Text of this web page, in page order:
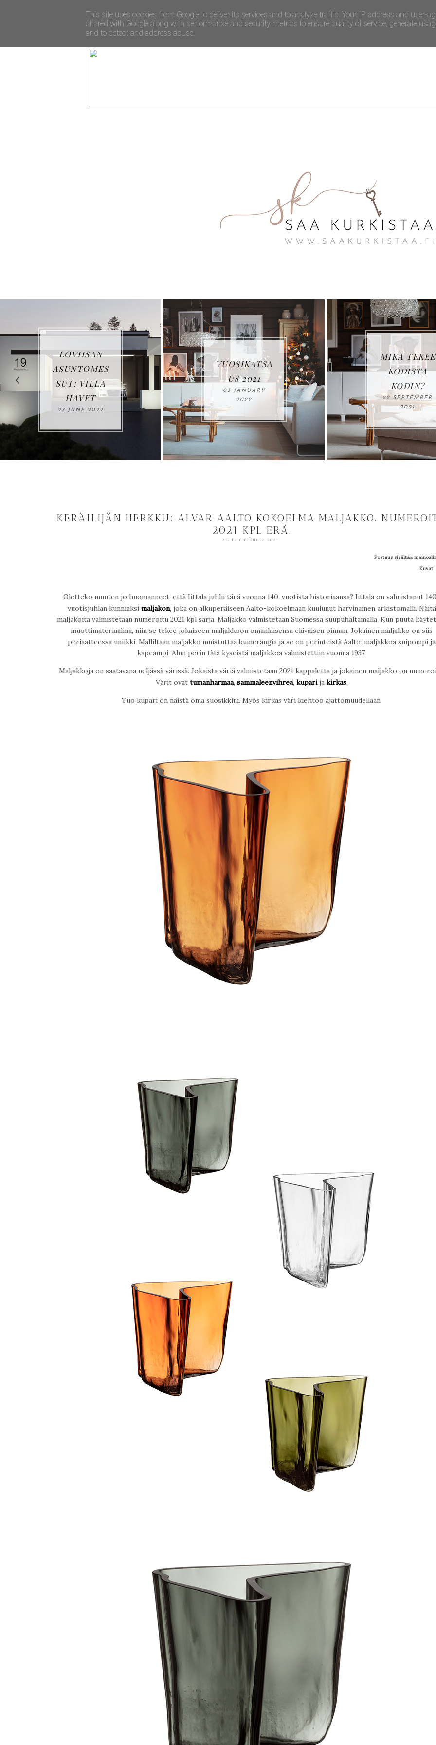
LOVIISAN
ASUNTOMES
SUT: VILLA
27 JUNE 2022
VUOSIKATSA
US 2021
03 JANUARY
2022
MIKÄ TEKEE
KODISTA
22 SEPTEMBER
2021
KERÄILIJÄN HERKKU: ALVAR AALTO KOKOELMA MALJAKKO.
2021 KPL ERÄ.
20. tammikuuta 2021
Postaus sisältää
Kuvat:
Oletteko muuten jo huomanneet, että Iittala juhlii tänä vuonna 140-vuotista historiaansa? Iittala on valmistanut
vuotisjuhlan kunniaksi maljakon,joka on alkuperäiseen Aalto-kokoelmaan kuulunut harvinainen arkistomalli. Näitä
maljakoita valmistetaan numeroitu 2021 kpl sarja. Maljakko valmistetaan Suomessa suupuhaltamalla. Kun puuta
muottimateriaalina, niin se tekee jokaiseen maljakkoon omanlaisensa eläväisen pinnan. Jokainen maljakko on siis
periaatteessa uniikki. Malliltaan maljakko muistuttaa bumerangia ja se on perinteistä Aalto-maljakkoa suipompi ja
kapeampi. Alun perin tätä kyseistä maljakkoa valmistettiin vuonna 1937.
Maljakkoja on saatavana neljässä värissä. Jokaista väriä valmistetaan 2021 kappaletta ja jokainen maljakko on
Värit ovat tumanharmaa, sammaleenvihreä, kuparija kirkas.
Tuo kupari on näistä oma suosikkini. Myös kirkas väri kiehtoo ajattomuudellaan.
This site uses cookies from Google to deliver its services and to analyze traffic. Your IP address and user-
shared with Google along with performance and security metrics to ensure quality of service, generate
and to detect and address abuse.